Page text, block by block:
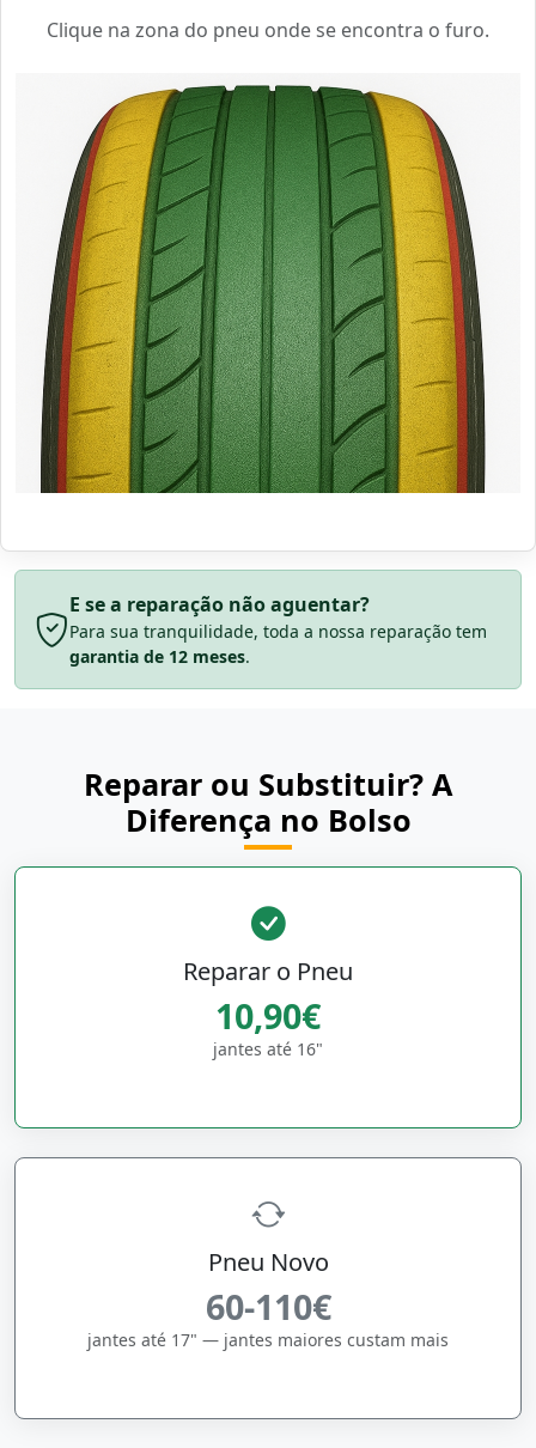
Clique na zona do pneu onde se encontra o furo.
E se a reparação não aguentar?
Para sua tranquilidade, toda a nossa reparação tem
garantia de 12 meses.
Reparar ou Substituir? A
Diferença no Bolso
Reparar o Pneu
10,90€
jantes até 16"
Pneu Novo
60-110€
jantes até 17" — jantes maiores custam mais